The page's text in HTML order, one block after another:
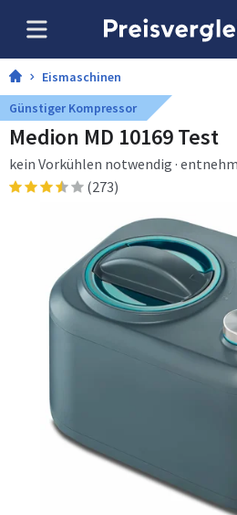
Eismaschinen
Günstiger Kompressor
Medion MD 10169 Test
kein Vorkühlen notwendig ·
AluminiumEisbehälter · geeignet für
1 l · 1 Becken · 60 min · Aluminium
(273)